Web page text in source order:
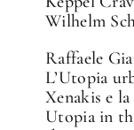
Wilhelm
Raffaele
L’Utopia
Xenakis e
Utopia in